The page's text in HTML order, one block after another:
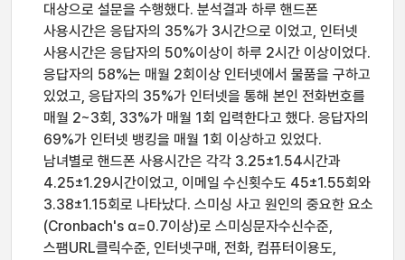
대상으로 설문을 수행했다. 분석결과 하루 핸드폰
사용시간은 응답자의 35%가 3시간으로 이었고, 인터넷
사용시간은 응답자의 50%이상이 하루 2시간 이상이었다.
응답자의 58%는 매월 2회이상 인터넷에서 물품을 구하고
있었고, 응답자의 35%가 인터넷을 통해 본인 전화번호를
매월 2~3회, 33%가 매월 1회 입력한다고 했다. 응답자의
69%가 인터넷 뱅킹을 매월 1회 이상하고 있었다.
남녀별로 핸드폰 사용시간은 각각 3.25±1.54시간과
4.25±1.29시간이었고, 이메일 수신횟수도 45±1.55회와
3.38±1.15회로 나타났다. 스미싱 사고 원인의 중요한 요소
(Cronbach's α=0.7이상)로 스미싱문자수신수준,
스팸URL클릭수준, 인터넷구매, 전화, 컴퓨터이용도,